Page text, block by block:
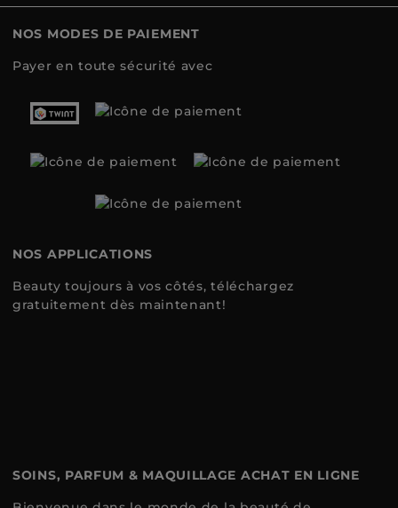
NOS MODES DE PAIEMENT
Payer en toute sécurité avec
NOS APPLICATIONS